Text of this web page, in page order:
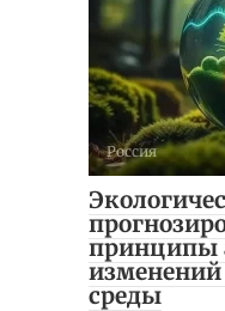
Россия
принципы
среды